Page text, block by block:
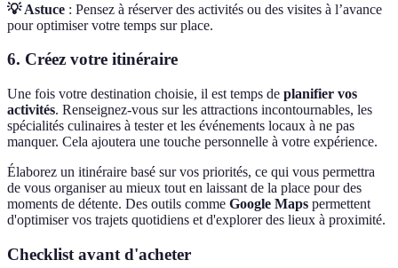
💡 Astuce : Pensez à réserver des activités ou des visites à l’avance
pour optimiser votre temps sur place.
6. Créez votre itinéraire
Une fois votre destination choisie, il est temps de planifier vos
activités. Renseignez-vous sur les attractions incontournables, les
spécialités culinaires à tester et les événements locaux à ne pas
manquer. Cela ajoutera une touche personnelle à votre expérience.
Élaborez un itinéraire basé sur vos priorités, ce qui vous permettra
de vous organiser au mieux tout en laissant de la place pour des
moments de détente. Des outils comme Google Maps permettent
d'optimiser vos trajets quotidiens et d'explorer des lieux à proximité.
Checklist avant d'acheter